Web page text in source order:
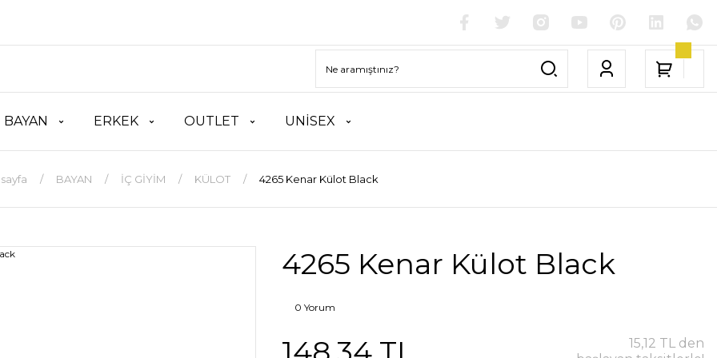
BAYAN ERKEK OUTLET UNİSEX
BAYAN İÇ GİYİM KÜLOT 4265 Kenar Külot Black
4265 Kenar Külot Black
0 Yorum
15,12 TL den